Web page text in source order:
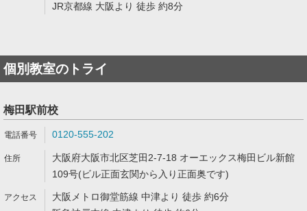
JR京都線 大阪より 徒歩 約8分
個別教室のトライ
梅田駅前校
0120-555-202
大阪府大阪市北区芝田2-7-18 オーエックス梅田ビル新館
109号(ビル正面玄関から入り正面奥です)
大阪メトロ御堂筋線 中津より 徒歩 約6分